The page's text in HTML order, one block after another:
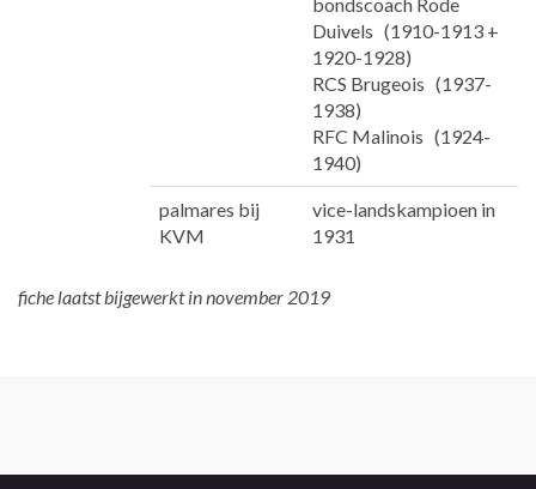
bondscoach Rode
Duivels (1910-1913 +
1920-1928)
RCS Brugeois (1937-
1938)
RFC Malinois (1924-
1940)
palmares bij
KVM
vice-landskampioen in
1931
fiche laatst bijgewerkt in november 2019